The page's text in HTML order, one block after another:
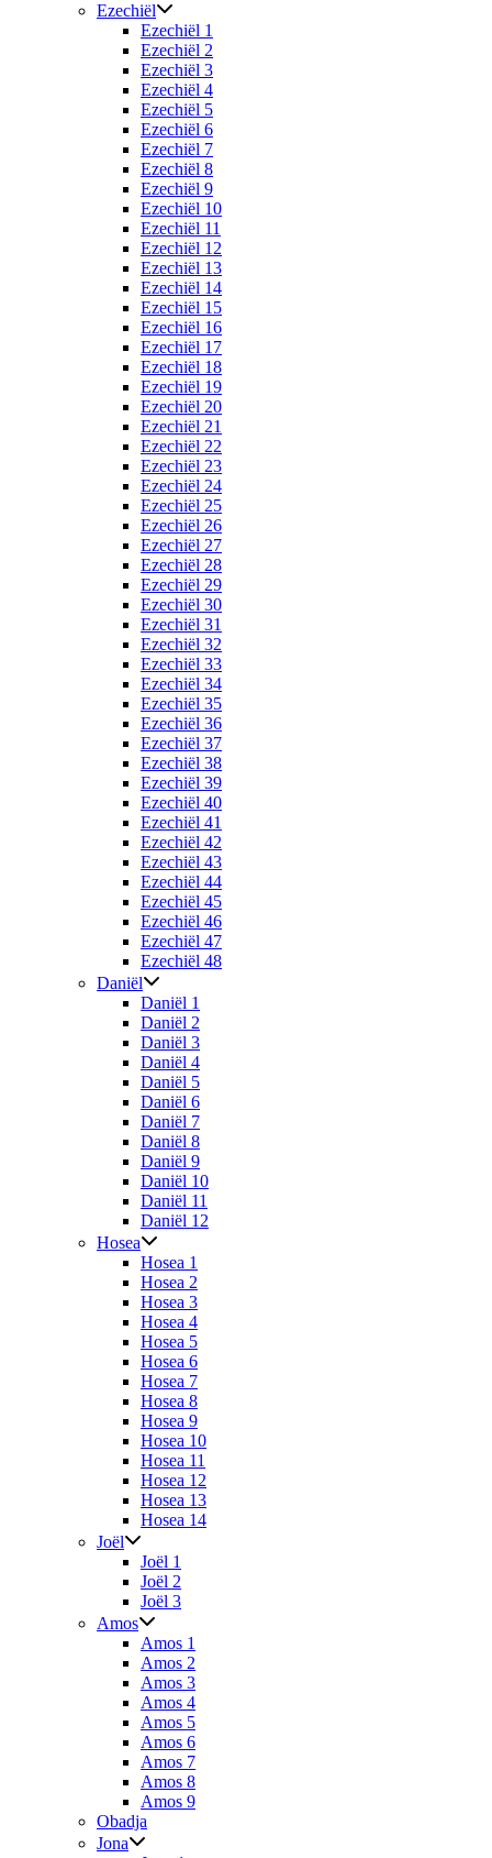
Ezechiël
Ezechiël 1
Ezechiël 2
Ezechiël 3
Ezechiël 4
Ezechiël 5
Ezechiël 6
Ezechiël 7
Ezechiël 8
Ezechiël 9
Ezechiël 10
Ezechiël 11
Ezechiël 12
Ezechiël 13
Ezechiël 14
Ezechiël 15
Ezechiël 16
Ezechiël 17
Ezechiël 18
Ezechiël 19
Ezechiël 20
Ezechiël 21
Ezechiël 22
Ezechiël 23
Ezechiël 24
Ezechiël 25
Ezechiël 26
Ezechiël 27
Ezechiël 28
Ezechiël 29
Ezechiël 30
Ezechiël 31
Ezechiël 32
Ezechiël 33
Ezechiël 34
Ezechiël 35
Ezechiël 36
Ezechiël 37
Ezechiël 38
Ezechiël 39
Ezechiël 40
Ezechiël 41
Ezechiël 42
Ezechiël 43
Ezechiël 44
Ezechiël 45
Ezechiël 46
Ezechiël 47
Ezechiël 48
Daniël
Daniël 1
Daniël 2
Daniël 3
Daniël 4
Daniël 5
Daniël 6
Daniël 7
Daniël 8
Daniël 9
Daniël 10
Daniël 11
Daniël 12
Hosea
Hosea 1
Hosea 2
Hosea 3
Hosea 4
Hosea 5
Hosea 6
Hosea 7
Hosea 8
Hosea 9
Hosea 10
Hosea 11
Hosea 12
Hosea 13
Hosea 14
Joël
Joël 1
Joël 2
Joël 3
Amos
Amos 1
Amos 2
Amos 3
Amos 4
Amos 5
Amos 6
Amos 7
Amos 8
Amos 9
Obadja
Jona